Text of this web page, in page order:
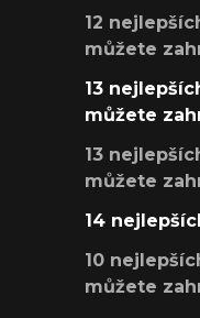
12
můžete
13
můžete
13
můžete
14
10
můžete